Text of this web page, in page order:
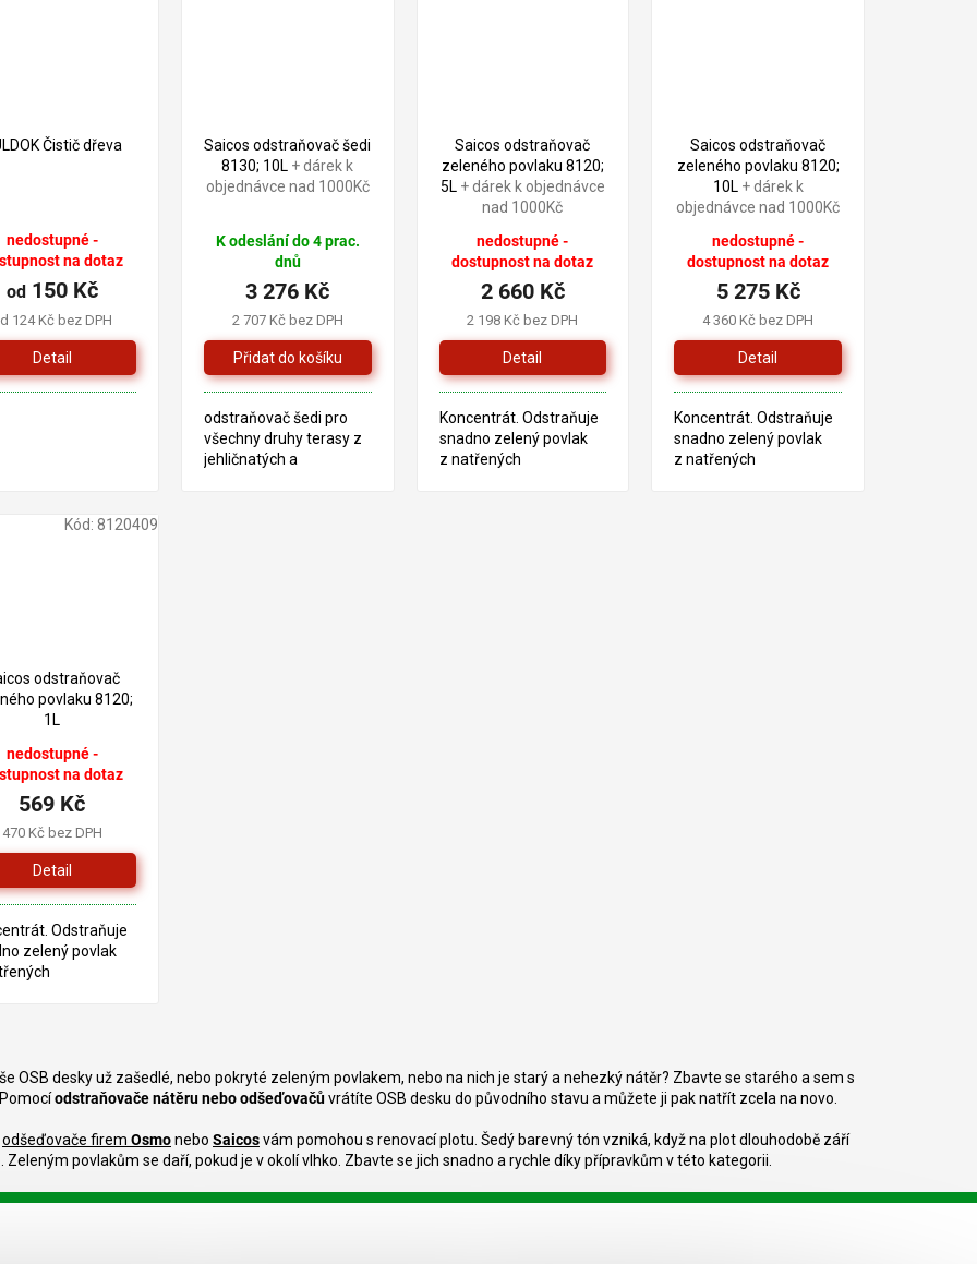
Čistič dřeva
nedostupné -
na dotaz
124 Kč bez DPH
od150 Kč
Detail
Saicos odstraňovač šedi
8130; 10L + dárek k
objednávce nad 1000Kč
K odeslání do 4 prac.
dnů
2 707 Kč bez DPH
3 276 Kč
odstraňovač šedi pro
všechny druhy terasy z
jehličnatých a
Saicos odstraňovač
zeleného povlaku 8120;
5L + dárek k objednávce
nad 1000Kč
nedostupné -
dostupnost na dotaz
2 198 Kč bez DPH
2 660 Kč
Detail
Koncentrát. Odstraňuje
snadno zelený povlak
z natřených
Saicos odstraňovač
zeleného povlaku 8120;
10L + dárek k
objednávce nad 1000Kč
nedostupné -
dostupnost na dotaz
4 360 Kč bez DPH
5 275 Kč
Detail
Koncentrát. Odstraňuje
snadno zelený povlak
z natřených
odstraňovač
povlaku 8120;
1L
nedostupné -
na dotaz
470 Kč bez DPH
569 Kč
Detail
Odstraňuje
zelený povlak
Kód: 8120409
á
a
c
í
p
OSB desky už zašedlé, nebo pokryté zeleným povlakem, nebo na nich je starý a nehezký nátěr? Zbavte se starého a sem s
odstraňovače nátěru nebo odšeďovačůvrátíte OSB desku do původního stavu a můžete ji pak natřít zcela na novo.
odšeďovače firem Osmonebo Saicosvám pomohou s renovací plotu. Šedý barevný tón vzniká, když na plot dlouhodobě září
Zeleným povlakům se daří, pokud je v okolí vlhko. Zbavte se jich snadno a rychle díky přípravkům v této kategorii.